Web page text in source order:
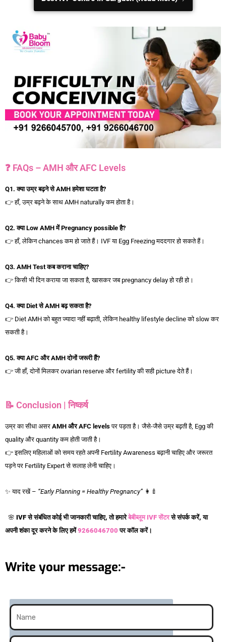
❓ FAQs – AMH और AFC Levels
Q1.क्याउम्रबढ़नेसे AMHहमेशाघटताहै?
👉 हाँ, उम्र बढ़ने के साथ AMH naturally कम होता है।
Q2.क्या Low AMHमें Pregnancy possibleहै?
👉 हाँ, लेकिन chances कम हो जाते हैं। IVF या Egg Freezing मददगार हो सकते हैं।
Q3. AMH Testकबकरानाचाहिए?
👉 किसी भी दिन कराया जा सकता है, खासकर जब pregnancy delay हो रही हो।
Q4.क्या Dietसे AMHबढ़सकताहै?
👉 Diet AMH को बहुत ज्यादा नहीं बढ़ाती, लेकिन healthy lifestyle decline को slow कर
सकती है।
Q5.क्या AFC और AMHदोनोंजरूरीहैं?
👉 जी हाँ, दोनों मिलकर ovarian reserve और fertility की सही picture देते हैं।
📝 Conclusion | निष्कर्ष
उम्र का सीधा असर AMH और AFC levelsपर पड़ता है। जैसे-जैसे उम्र बढ़ती है, Egg की
quality और quantity कम होती जाती है।
👉 इसलिए महिलाओं को समय रहते अपनी Fertility Awareness बढ़ानी चाहिए और जरूरत
पड़ने पर Fertility Expert से सलाह लेनी चाहिए।
✨ याद रखें – “Early Planning = Healthy Pregnancy” 👩‍🍼
🌸 IVF से संबंधित कोई भी जानकारी चाहिए, तो हमारेबेबीब्लूम IVF सेंटरसे संपर्क करें, या
अपनी शंका दूर करने के लिए हमें9266046700पर कॉल करें।
Write your message:-